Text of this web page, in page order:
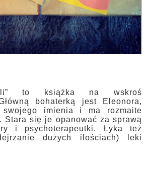
to książka na wskroś
bohaterką jest Eleonora,
swojego imienia i ma rozmaite
Stara się je opanować za sprawą
i psychoterapeutki. Łyka też
dużych ilościach) leki